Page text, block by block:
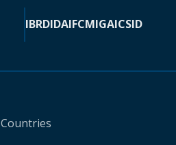
IBRDIDAIFCMIGAICSID
Countries